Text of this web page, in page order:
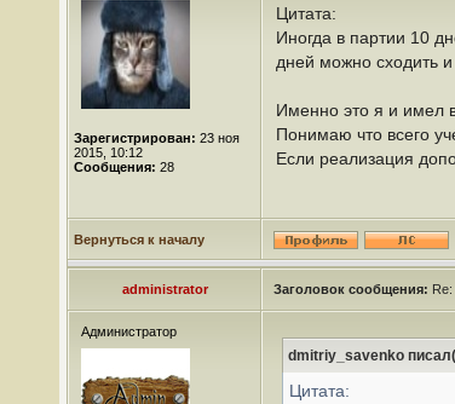
Зарегистрирован: 23 ноя
2015, 10:12
Сообщения: 28
Цитата:
Иногда в партии 10
дней можно сходить
Именно это я и имел
Понимаю что всего
Если реализация
Вернуться к началу
administrator Заголовок сообщения:
Администратор
dmitriy_savenko
Цитата: